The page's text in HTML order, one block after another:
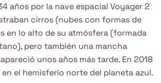
años por la nave espacial Voyager 2
cirros (nubes con formas de
en lo alto de su atmósfera (formada
pero también una mancha
unos años más tarde. En 2018
el hemisferio norte del planeta azul.